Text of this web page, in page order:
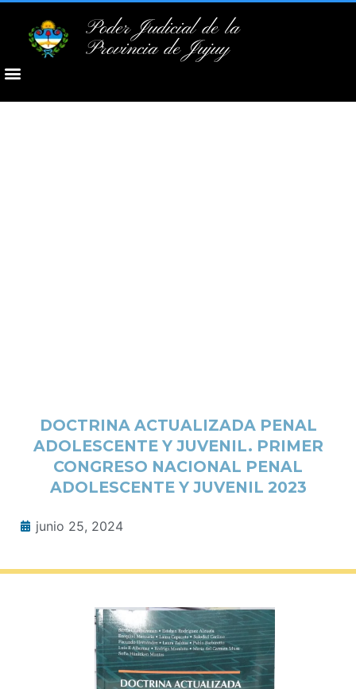
Poder Judicial de la
Provincia de Jujuy
DOCTRINA ACTUALIZADA PENAL
ADOLESCENTE Y JUVENIL. PRIMER
CONGRESO NACIONAL PENAL
ADOLESCENTE Y JUVENIL 2023
junio 25, 2024